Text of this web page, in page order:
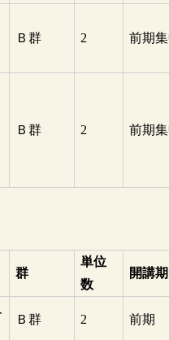
Ｂ群 2 前期
Ｂ群 2 前期
群
単位
数
開講期
Ｂ群 2 前期